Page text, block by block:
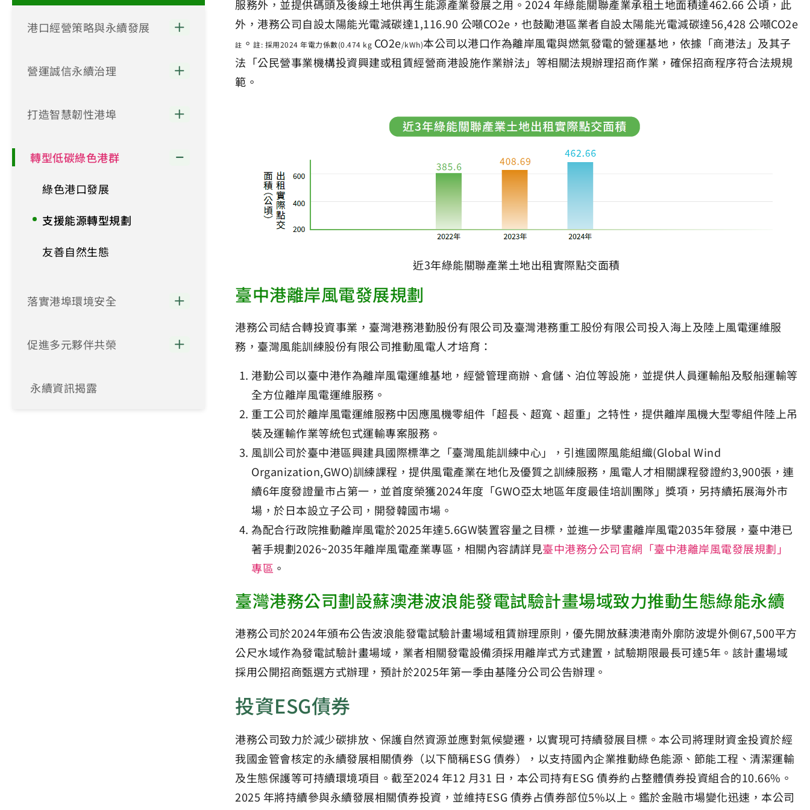
港口經營策略與永續發展
營運誠信永續治理
打造智慧韌性港埠
轉型低碳綠色港群
綠色港口發展
支援能源轉型規劃
友善自然生態
落實港埠環境安全
促進多元夥伴共榮
永續資訊揭露
服務外，並提供碼頭及後線土地供再生能源產業發展之用。2024 年綠能關聯產業承租土地面積達462.66 公頃，此
外，港務公司自設太陽能光電減碳達1,116.90 公噸CO2e，也鼓勵港區業者自設太陽能光電減碳達56,428 公噸CO2e
註 。 註: 採用2024 年電力係數(0.474 kg CO2e/kWh)本公司以港口作為離岸風電與燃氣發電的營運基地，依據「商港法」及其子
法「公民營事業機構投資興建或租賃經營商港設施作業辦法」等相關法規辦理招商作業，確保招商程序符合法規規
範。
近3年綠能關聯產業土地出租實際點交面積
臺中港離岸風電發展規劃
港務公司結合轉投資事業，臺灣港務港勤股份有限公司及臺灣港務重工股份有限公司投入海上及陸上風電運維服
務，臺灣風能訓練股份有限公司推動風電人才培育：
港勤公司以臺中港作為離岸風電運維基地，經營管理商辦、倉儲、泊位等設施，並提供人員運輸船及駁船運輸等
全方位離岸風電運維服務。
重工公司於離岸風電運維服務中因應風機零組件「超長、超寬、超重」之特性，提供離岸風機大型零組件陸上吊
裝及運輸作業等統包式運輸專案服務。
風訓公司於臺中港區興建具國際標準之「臺灣風能訓練中心」，引進國際風能組織(Global Wind
Organization,GWO)訓練課程，提供風電產業在地化及優質之訓練服務，風電人才相關課程發證約3,900張，連
續6年度發證量市占第一，並首度榮獲2024年度「GWO亞太地區年度最佳培訓團隊」獎項，另持續拓展海外市
場，於日本設立子公司，開發韓國市場。
為配合行政院推動離岸風電於2025年達5.6GW裝置容量之目標，並進一步擘畫離岸風電2035年發展，臺中港已
著手規劃2026~2035年離岸風電產業專區，相關內容請詳見臺中港務分公司官網「臺中港離岸風電發展規劃」
專區 。
臺灣港務公司劃設蘇澳港波浪能發電試驗計畫場域致力推動生態綠能永續
港務公司於2024年頒布公告波浪能發電試驗計畫場域租賃辦理原則，優先開放蘇澳港南外廓防波堤外側67,500平方
公尺水域作為發電試驗計畫場域，業者相關發電設備須採用離岸式方式建置，試驗期限最長可達5年。該計畫場域
採用公開招商甄選方式辦理，預計於2025年第一季由基隆分公司公告辦理。
投資ESG債券
港務公司致力於減少碳排放、保護自然資源並應對氣候變遷，以實現可持續發展目標。本公司將理財資金投資於經
我國金管會核定的永續發展相關債券（以下簡稱ESG 債券），以支持國內企業推動綠色能源、節能工程、清潔運輸
及生態保護等可持續環境項目。截至2024 年12 月31 日，本公司持有ESG 債券約占整體債券投資組合的10.66%。
2025 年將持續參與永續發展相關債券投資，並維持ESG 債券占債券部位5%以上。鑑於金融市場變化迅速，本公司